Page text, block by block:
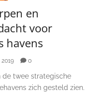
en
voor
havens
0
de twee strategische
zich gesteld zien.